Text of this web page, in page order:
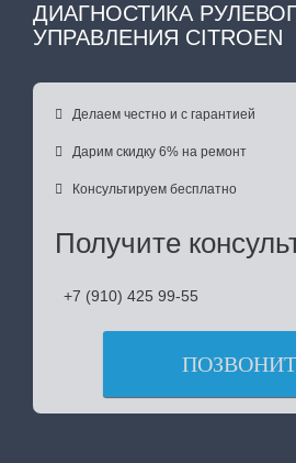
ДИАГНОСТИКА
УПРАВЛЕНИЯ CITROEN
 Делаем честно и с гарантией
 Дарим скидку 6% на ремонт
 Консультируем бесплатно
Получите
+7 (910) 425 99-55